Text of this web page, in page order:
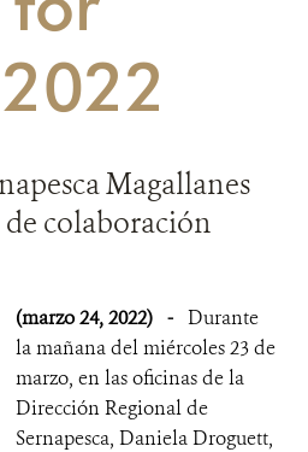
DONA
Magallanes
colaboración
(marzo 24, 2022) - Durante
la mañana del miércoles 23 de
marzo, en las oficinas de la
Dirección Regional de
Sernapesca, Daniela Droguett,